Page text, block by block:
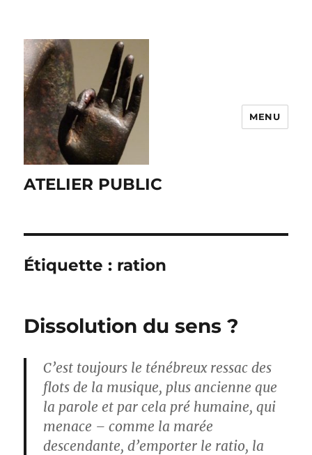
ATELIER PUBLIC
MENU
Étiquette : ration
Dissolution du sens ?
C’est toujours le ténébreux ressac des
flots de la musique, plus ancienne que
la parole et par cela pré humaine, qui
menace – comme la marée
descendante, d’emporter le ratio, la